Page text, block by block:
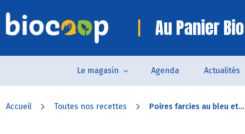
Au Panier Bio
Le magasin Agenda Actualités
Accueil Toutes nos recettes Poires farcies au bleu et...